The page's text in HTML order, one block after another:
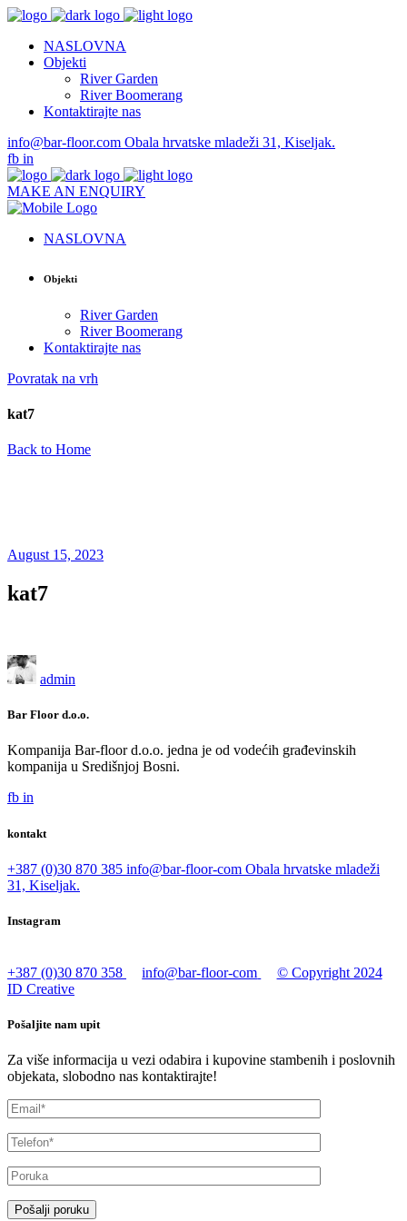
NASLOVNA
Objekti
River Garden
River Boomerang
Kontaktirajte nas
info@bar-floor.com Obala hrvatske mladeži 31, Kiseljak.
fb in
MAKE AN ENQUIRY
NASLOVNA
Objekti
River Garden
River Boomerang
Kontaktirajte nas
Povratak na vrh
kat7
Back to Home
August 15, 2023
kat7
admin
Bar Floor d.o.o.
Kompanija Bar-floor d.o.o. jedna je od vodećih građevinskih
kompanija u Središnjoj Bosni.
fb in
kontakt
+387 (0)30 870 385 info@bar-floor-com Obala hrvatske mladeži
31, Kiseljak.
Instagram
+387 (0)30 870 358 info@bar-floor-com
© Copyright 2024
ID Creative
Pošaljite nam upit
Za više informacija u vezi odabira i kupovine stambenih i poslovnih
objekata, slobodno nas kontaktirajte!
Pošalji poruku